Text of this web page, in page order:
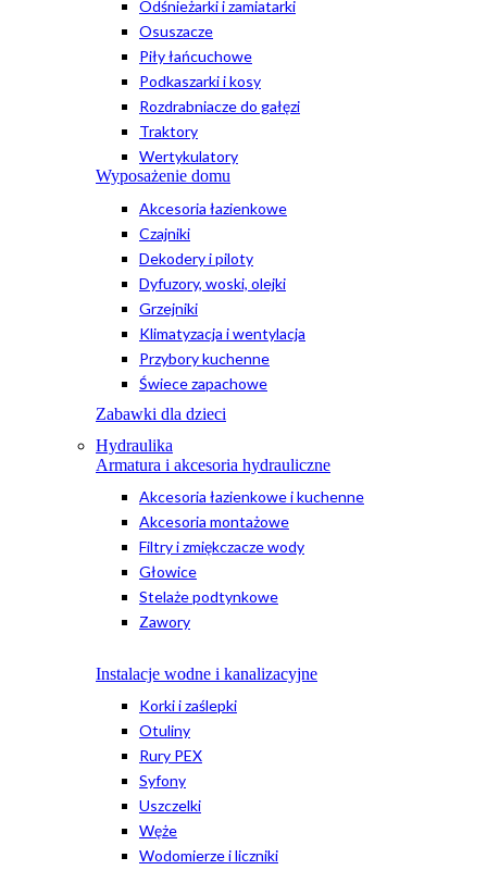
Odśnieżarki i zamiatarki
Osuszacze
Piły łańcuchowe
Podkaszarki i kosy
Rozdrabniacze do gałęzi
Traktory
Wertykulatory
Wyposażenie domu
Akcesoria łazienkowe
Czajniki
Dekodery i piloty
Dyfuzory, woski, olejki
Grzejniki
Klimatyzacja i wentylacja
Przybory kuchenne
Świece zapachowe
Zabawki dla dzieci
Hydraulika
Armatura i akcesoria hydrauliczne
Akcesoria łazienkowe i kuchenne
Akcesoria montażowe
Filtry i zmiękczacze wody
Głowice
Stelaże podtynkowe
Zawory
Instalacje wodne i kanalizacyjne
Korki i zaślepki
Otuliny
Rury PEX
Syfony
Uszczelki
Węże
Wodomierze i liczniki